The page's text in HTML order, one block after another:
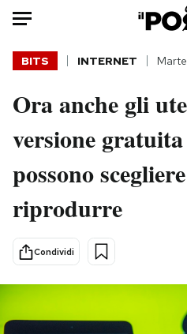
Italia
Politica
Tecnologia
Scienza
Cultura
BITS INTERNET
Ora anche gli
versione
possono
riprodurre
Condividi